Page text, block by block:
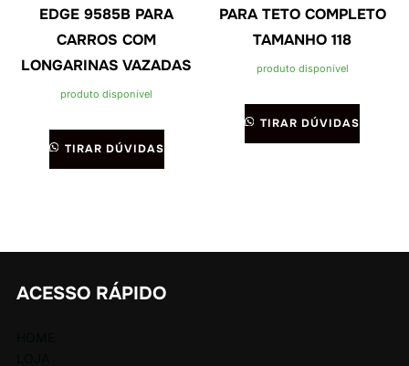
EDGE 9585B PARA
CARROS COM
LONGARINAS VAZADAS
produto disponível
TIRAR DÚVIDAS
PARA TETO COMPLETO
TAMANHO 118
produto disponível
TIRAR DÚVIDAS
ACESSO RÁPIDO